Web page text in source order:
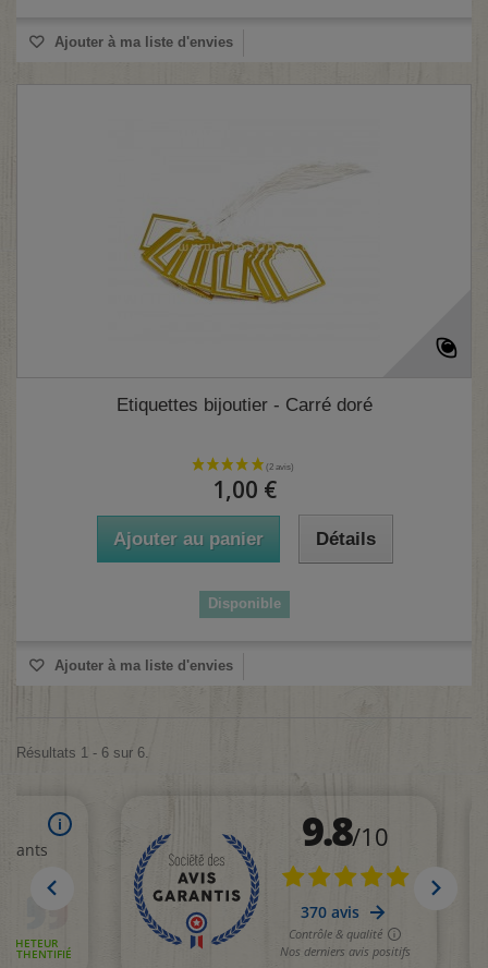
Ajouter à ma liste d'envies
Etiquettes bijoutier - Carré doré
1,00 €
Ajouter au panier Détails
Disponible
Ajouter à ma liste d'envies
Résultats 1 - 6 sur 6.